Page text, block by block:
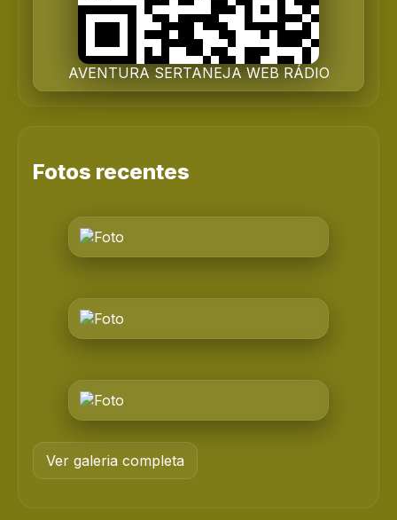
AVENTURA SERTANEJA WEB RÁDIO
Fotos recentes
Ver galeria completa